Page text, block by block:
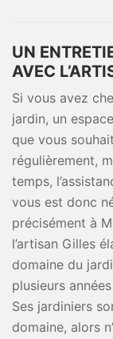
UN
AVEC
Si vous avez
jardin, un
que vous
régulièrement,
temps,
vous est donc
précisément à
l’artisan Gilles
domaine du
plusieurs
Ses jardiniers
domaine, alors